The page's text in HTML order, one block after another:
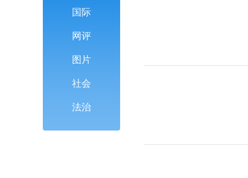
国际
网评
图片
社会
法治